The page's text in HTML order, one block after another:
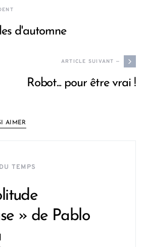
d'automne
ARTICLE SUIVANT —
Robot... pour être vrai !
AIMER
TEMPS
» de Pablo